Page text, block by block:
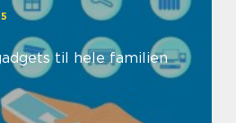
til hele familien